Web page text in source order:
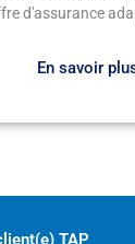
d'assurance
En savoir
TAP